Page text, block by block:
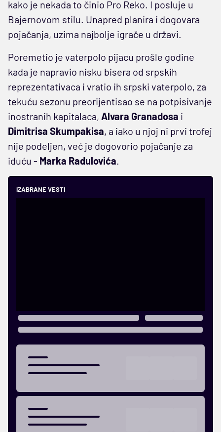
kako je nekada to činio Pro Reko. I posluje u
Bajernovom stilu. Unapred planira i dogovara
pojačanja, uzima najbolje igrače u državi.
Poremetio je vaterpolo pijacu prošle godine
kada je napravio nisku bisera od srpskih
reprezentativaca i vratio ih srpski vaterpolo, za
tekuću sezonu preorijentisao se na potpisivanje
inostranih kapitalaca, Alvara Granadosa i
Dimitrisa Skumpakisa, a iako u njoj ni prvi trofej
nije podeljen, već je dogovorio pojačanje za
iduću - Marka Radulovića.
IZABRANE VESTI